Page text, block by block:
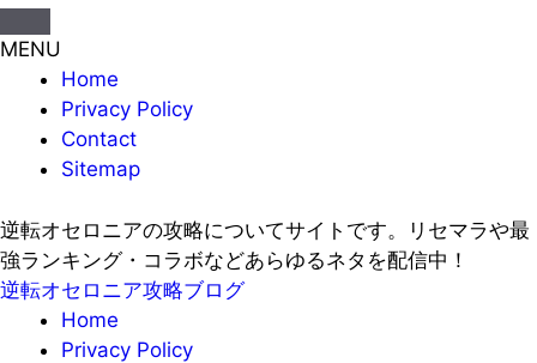
MENU
Home
Privacy Policy
Contact
Sitemap
逆転オセロニアの攻略についてサイトです。リセマラや最
強ランキング・コラボなどあらゆるネタを配信中！
逆転オセロニア攻略ブログ
Home
Privacy Policy